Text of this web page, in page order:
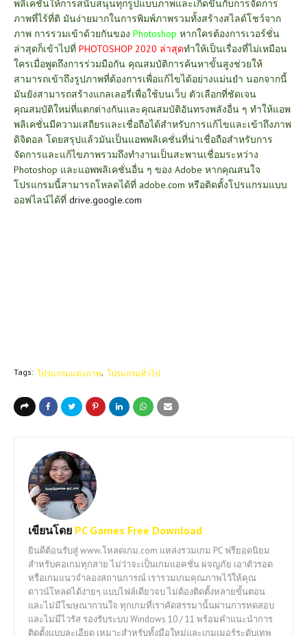
พลิเคชั่นให้การสนับสนุนทุกรูปแบบภาพและเกิดขึ้นกับการจัดการ
ภาพที่ไร้ที่ติ มันง่ายมากในการพิมพ์ภาพรวมทั้งสร้างสไลด์โชว์จาก
ภาพ การรวมเข้าด้วยกันของ Photoshop หากใครต้องการเวอร์ชั่น
ล่าสุดก็เข้าไปที่ PHOTOSHOP 2020 ล่าสุดทำให้เป็นเรื่องที่ไม่เหมือน
ใครเมื่อพูดถึงการร่วมมือกัน คุณสมบัติการค้นหาขั้นสูงช่วยให้
สามารถเข้าถึงรูปภาพที่ต้องการเพื่อแก้ไขได้อย่างแม่นยำ นอกจากนี้
มันยังสามารถสร้างแกลเลอรี่เพื่อใช้บนเว็บ ตัวเลือกที่ชัดเจน
คุณสมบัติใหม่ที่แตกต่างกันและคุณสมบัติอันทรงพลังอื่น ๆ ทำให้แอพ
พลิเคชั่นมีความเสถียรและเชื่อถือได้สำหรับการแก้ไขและเข้าถึงภาพ
ดิจิตอล โดยสรุปแล้วมันเป็นแอพพลิเคชั่นที่น่าเชื่อถือสำหรับการ
จัดการและแก้ไขภาพรวมถึงทำงานเป็นสะพานเชื่อมระหว่าง
Photoshop และแอพพลิเคชั่นอื่น ๆ ของ Adobe หากคุณสนใจ
โปรแกรมนี้สามารถโหลดได้ที่ adobe.com หรือติดตั้งโปรแกรมแบบ
ออฟไลน์ได้ที่ drive.google.com
Tags: โปรแกรมแต่งภาพ โปรแกรมทั่วไป
เขียนโดย PC Games Free Download
ยินดีต้อนรับสู่ www.โหลดเกม.com แหล่งรวมเกม PC ฟรียอดนิยม
สำหรับคอเกมทุกสาย ไม่ว่าจะเป็นเกมแอคชั่น ผจญภัย เอาตัวรอด
หรือเกมแนวจำลองสถานการณ์ เรารวมเกมคุณภาพไว้ให้คุณ
ดาวน์โหลดได้ง่ายๆ แบบไฟล์เดียวจบ ไม่ต้องติดตั้งหลายขั้นตอน
และไม่มีโฆษณากวนใจ ทุกเกมที่เราคัดสรรมานั้นผ่านการทดสอบ
และไม่มีไวรัส รองรับระบบ Windows 10 / 11 พร้อมคำแนะนำการ
ติดตั้งแบบละเอียด เหมาะสำหรับทั้งมือใหม่และเกมเมอร์ระดับเทพ